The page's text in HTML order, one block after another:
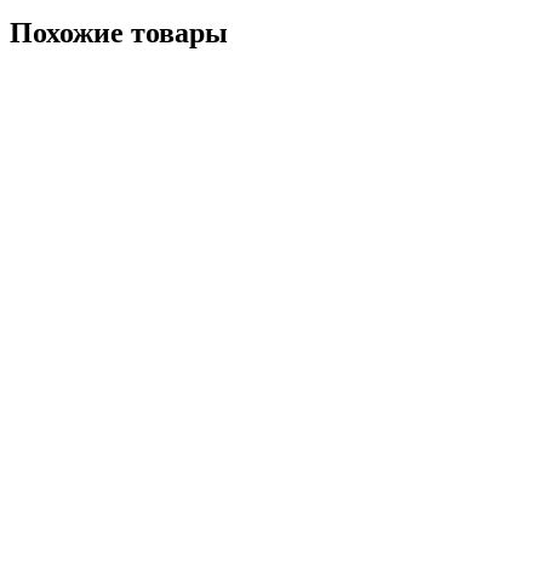
Похожие товары